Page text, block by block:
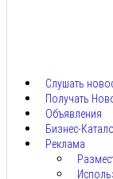
Слушать
Получать
Объявления
Бизнес-
Реклама